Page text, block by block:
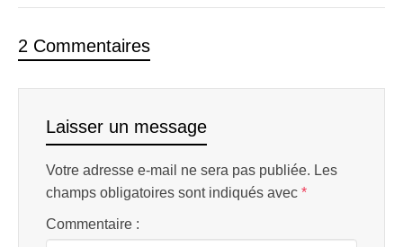
2 Commentaires
Laisser un message
Votre adresse e-mail ne sera pas publiée. Les
champs obligatoires sont indiqués avec *
Commentaire :